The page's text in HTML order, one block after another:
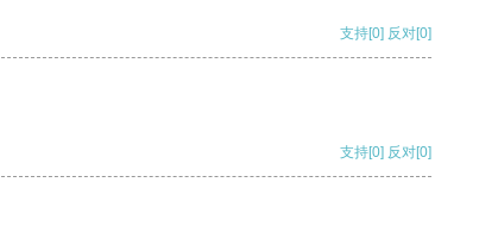
支持[0] 反对[0]
支持[0] 反对[0]